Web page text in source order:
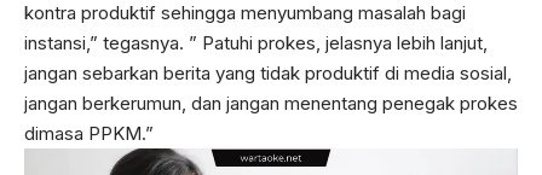
kontra produktif sehingga menyumbang masalah bagi
instansi,” tegasnya. ” Patuhi prokes, jelasnya lebih lanjut,
jangan sebarkan berita yang tidak produktif di media sosial,
jangan berkerumun, dan jangan menentang penegak prokes
dimasa PPKM.”